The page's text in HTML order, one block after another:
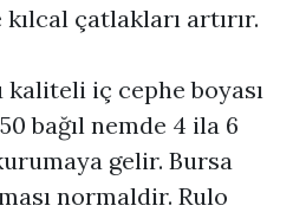
çatlakları artırır.
iç cephe boyası
bağıl nemde 4 ila 6
gelir. Bursa
normaldir. Rulo